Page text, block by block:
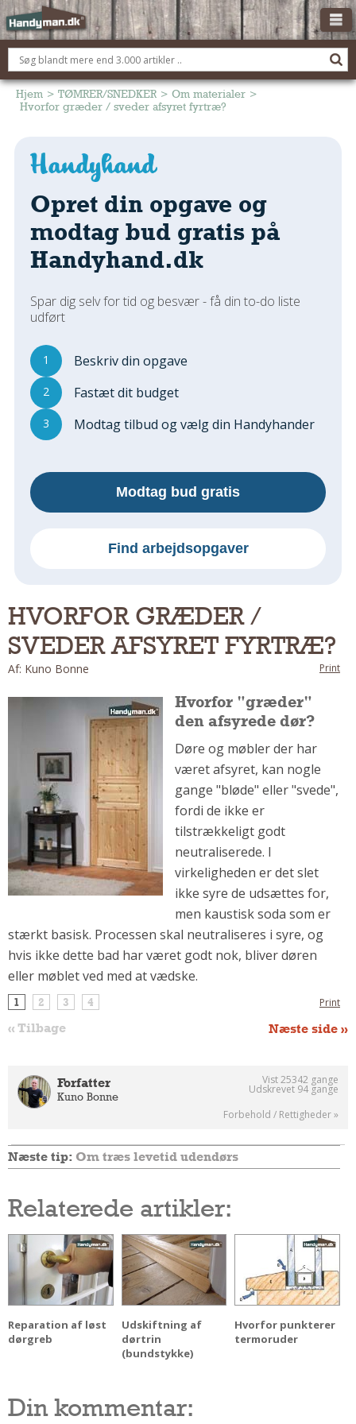
OM HANDYMAN.DK
FÅ 3 TILBUD
ANNONCERING
TØMRER/SNEDKER
Montage Og Nybyg
Reparation Og Vedligehold
Alt Om Køkkenet
Om Materialer
Andet
Regler Og Love
Udskiftning Og Montage
Om Materialer
Tips Og Tests
Montage Og Udskiftning
Reparation Og Vedligehold
Udendørs
Kan Det Males?
MURER
Om Materialer
Om Værktøj
GLARMESTER
Udskiftning Og Montage
Om Materialer
HANDYMAN
Tips Og Tricks
Kemi
Beplantning
Skadedyr
Andet
RENGØRING
Pletleksikon
Hjem > TØMRER/SNEDKER > Om materialer >
Hvorfor græder / sveder afsyret fyrtræ?
Opret din opgave og
modtag bud gratis på
Handyhand.dk
Spar dig selv for tid og besvær - få din to-do liste
udført
1 Beskriv din opgave
2 Fastæt dit budget
3 Modtag tilbud og vælg din Handyhander
Modtag bud gratis
Find arbejdsopgaver
HVORFOR GRÆDER /
SVEDER AFSYRET FYRTRÆ?
Af: Kuno Bonne Print
Hvorfor "græder"
den afsyrede dør?
Døre og møbler der har
været afsyret, kan nogle
gange "bløde" eller "svede",
fordi de ikke er
tilstrækkeligt godt
neutraliserede. I
virkeligheden er det slet
ikke syre de udsættes for,
men kaustisk soda som er
stærkt basisk. Processen skal neutraliseres i syre, og
hvis ikke dette bad har været godt nok, bliver døren
eller møblet ved med at vædske.
1 2 3 4
« Tilbage Næste side »
Print
Forfatter
Kuno Bonne
Vist 25342 gange
Udskrevet 94 gange
Forbehold / Rettigheder »
Næste tip: Om træs levetid udendørs
Relaterede artikler:
Reparation af løst
dørgreb
Udskiftning af
dørtrin
(bundstykke)
Hvorfor punkterer
termoruder
Din kommentar: